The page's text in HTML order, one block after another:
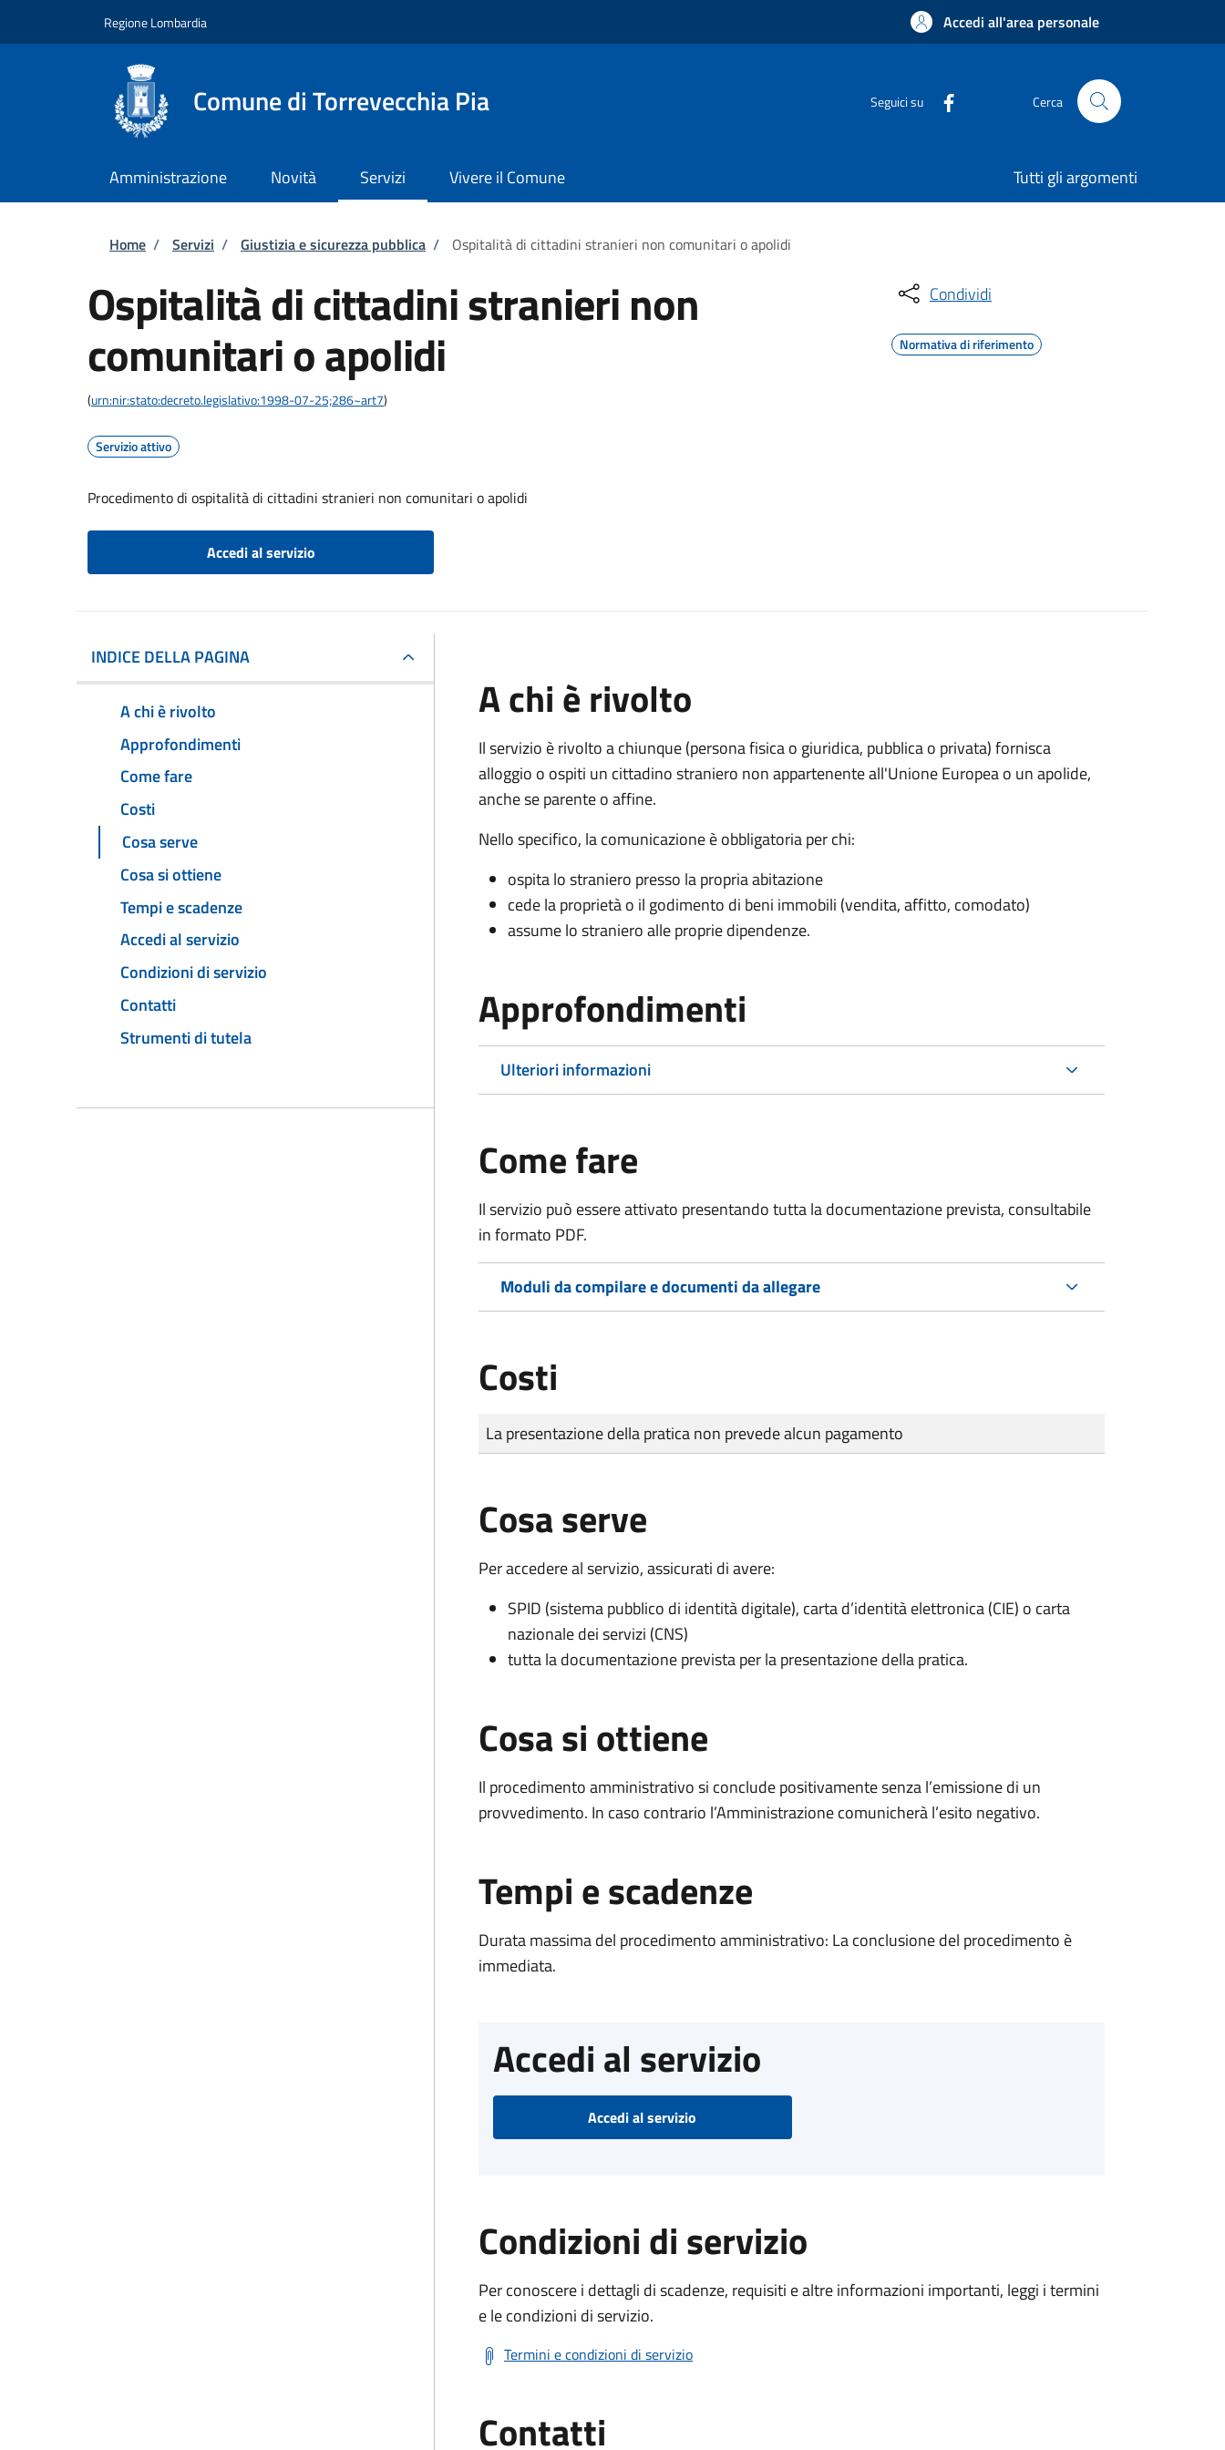
Regione Lombardia Accedi all'area personale
Comune di Torrevecchia Pia Seguici su Cerca
Amministrazione Novità Servizi Vivere il Comune Tutti gli argomenti
Briciole di pane
Home / Servizi / Giustizia e sicurezza pubblica / Ospitalità di cittadini stranieri non comunitari o apolidi
Ospitalità di cittadini stranieri non
comunitari o apolidi
(urn:nir:stato:decreto.legislativo:1998-07-25;286~art7)
Servizio attivo
Procedimento di ospitalità di cittadini stranieri non comunitari o apolidi
Accedi al servizio
Condividi
Normativa di riferimento
INDICE DELLA PAGINA
A chi è rivolto
Approfondimenti
Come fare
Costi
Cosa serve
Cosa si ottiene
Tempi e scadenze
Accedi al servizio
Condizioni di servizio
Contatti
Strumenti di tutela
A chi è rivolto
Il servizio è rivolto a chiunque (persona fisica o giuridica, pubblica o privata) fornisca
alloggio o ospiti un cittadino straniero non appartenente all'Unione Europea o un apolide,
anche se parente o affine.
Nello specifico, la comunicazione è obbligatoria per chi:
ospita lo straniero presso la propria abitazione
cede la proprietà o il godimento di beni immobili (vendita, affitto, comodato)
assume lo straniero alle proprie dipendenze.
Approfondimenti
Ulteriori informazioni
Come fare
Il servizio può essere attivato presentando tutta la documentazione prevista, consultabile
in formato PDF.
Moduli da compilare e documenti da allegare
Costi
Tipo di pagamento
Importo
La presentazione della pratica non prevede alcun pagamento
Cosa serve
Per accedere al servizio, assicurati di avere:
SPID (sistema pubblico di identità digitale), carta d’identità elettronica (CIE) o carta
nazionale dei servizi (CNS)
tutta la documentazione prevista per la presentazione della pratica.
Cosa si ottiene
Il procedimento amministrativo si conclude positivamente senza l’emissione di un
provvedimento. In caso contrario l’Amministrazione comunicherà l’esito negativo.
Tempi e scadenze
Durata massima del procedimento amministrativo: La conclusione del procedimento è
immediata.
Accedi al servizio
Accedi al servizio
Condizioni di servizio
Per conoscere i dettagli di scadenze, requisiti e altre informazioni importanti, leggi i termini
e le condizioni di servizio.
Termini e condizioni di servizio
Contatti